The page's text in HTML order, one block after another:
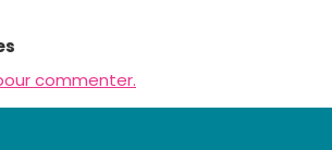
commenter.